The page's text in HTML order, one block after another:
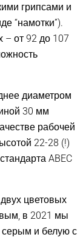
грипсами и
“намотки”).
– от 92 до 107
диаметром
30 мм
рабочей
22-28 (!)
ABEC
цветовых
в 2021 мы
серым и белую с